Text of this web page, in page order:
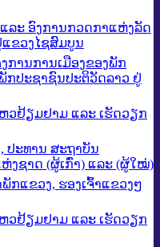
ລະ ອົງການກວດກາແຫ່ງລັດ
ຂວງໄຊສົມບູນ
ການການເມືອງຂອງພັກ
ກປະຊາຊົນປະຕິວັດລາວ ຢູ່
ວຢ້ຽມຢາມ ແລະ ເຮັດວຽກ
ປະທານ ສະຖາບັນ
ງຊາດ (ຜູ້ເກົ່າ) ແລະ (ຜູ້ໃໝ່)
ກແຂວງ, ຮອງເຈົ້າແຂວງໆ
ວຢ້ຽມຢາມ ແລະ ເຮັດວຽກ